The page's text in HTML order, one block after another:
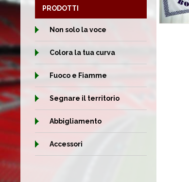
PRODOTTI
Non solo la voce
Colora la tua curva
Fuoco e Fiamme
Segnare il territorio
Abbigliamento
Accessori